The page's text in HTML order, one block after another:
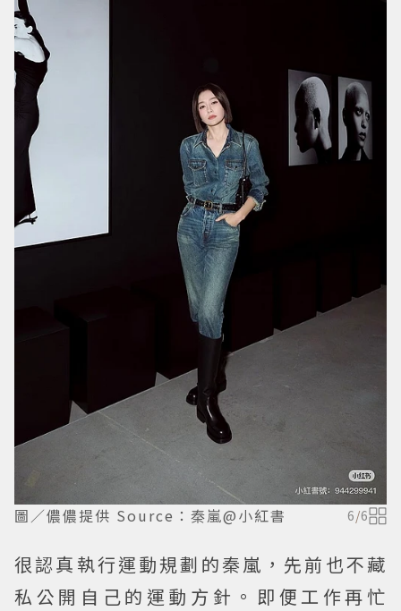
圖／儂儂提供 Source：秦嵐@小紅書 6/6
很認真執行運動規劃的秦嵐，先前也不藏
私公開自己的運動方針。即便工作再忙